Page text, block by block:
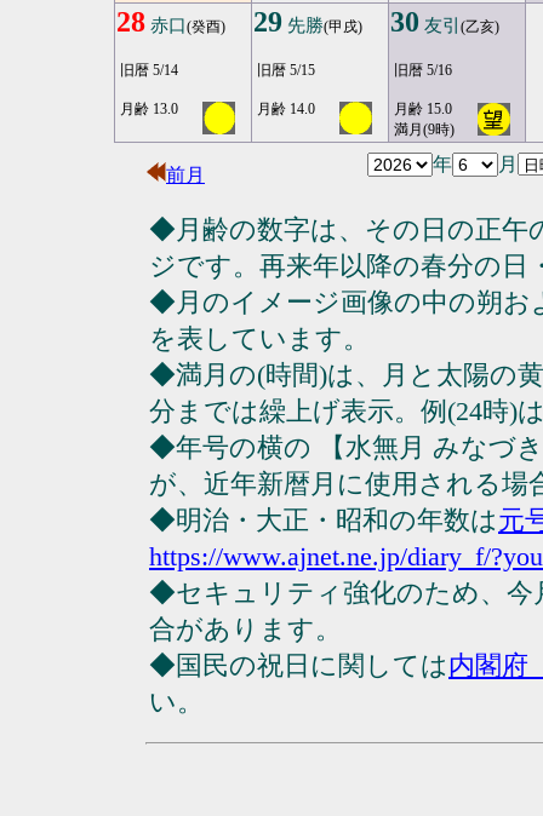
28 赤口(癸酉)
旧暦 5/14
月齢 13.0
29 先勝(甲戌)
旧暦 5/15
月齢 14.0
30 友引 (乙亥)
旧暦 5/16
月齢 15.0
満月(9時)
前月
年 月
◆月齢の数字は、その日の正午
ジです。再来年以降の春分の日
◆月のイメージ画像の中の朔
を表しています。
◆満月の(時間)は、月と太陽の
分までは繰上げ表示。例(24時)
◆年号の横の 【水無月 みなづ
が、近年新暦月に使用される場
◆明治・大正・昭和の年数は元
https://www.ajnet.ne.jp/diary_f/
◆セキュリティ強化のため、今
合があります。
◆国民の祝日に関しては内閣府
い。